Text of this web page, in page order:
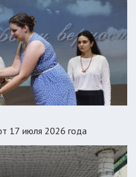
17 июля 2026 года